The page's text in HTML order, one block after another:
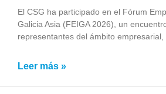
El CSG ha participado en el Fórum
Galicia Asia (FEIGA 2026), un
representantes del ámbito
Leer más »